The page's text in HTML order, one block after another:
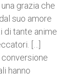
grazia che
suo amore
di tante anime
[…]
hanno